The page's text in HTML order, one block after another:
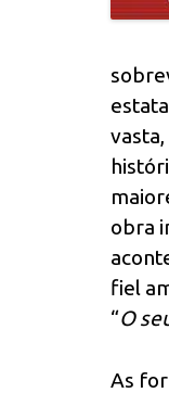
obra
fiel
“O
As